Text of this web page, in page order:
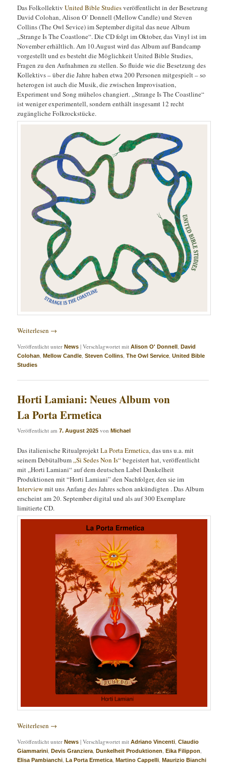
Das FolkollektivUnited Bible Studiesveröffentlicht in der Besetzung
David Colohan, Alison O’ Donnell (Mellow Candle) und Steven
Collins (The Owl Sevice) im September digital das neue Album
„Strange Is The Coastlone“. Die CD folgt im Oktober, das Vinyl ist im
November erhältlich. Am 10.August wird das Album auf Bandcamp
vorgestellt und es besteht die Möglichkeit United Bible Studies,
Fragen zu den Aufnahmen zu stellen. So fluide wie die Besetzung des
Kollektivs – über die Jahre haben etwa 200 Personen mitgespielt – so
heterogen ist auch die Musik, die zwischen Improvisation,
Experiment und Song mühelos changiert. „Strange Is The Coastline“
ist weniger experimentell, sondern enthält insgesamt 12 recht
zugängliche Folkrockstücke.
Weiterlesen →
Veröffentlicht unter News |Verschlagwortet mit Alison O' Donnell ,David
Colohan,Mellow Candle,Steven Collins,The Owl Service,United Bible
Studies
Horti Lamiani: Neues Album von
La Porta Ermetica
Veröffentlicht am7. August 2025 vonMichael
Das italienische RitualprojektLa Porta Ermetica, das uns u.a. mit
seinem Debütalbum„Si Sedes Non Is“begeistert hat, veröffentlicht
mit „Horti Lamiani“ auf dem deutschen Label Dunkelheit
Produktionen mit “Horti Lamiani” den Nachfolger, den sie im
Interviewmit uns Anfang des Jahres schon ankündigten . Das Album
erscheint am 20. September digital und als auf 300 Exemplare
limitierte CD.
Weiterlesen →
Veröffentlicht unter News |Verschlagwortet mit Adriano Vincenti ,Claudio
Giammarini ,Devis Granziera ,Dunkelheit Produktionen ,Eika Filippon
Elisa Pambianchi ,La Porta Ermetica ,Martino Cappelli ,Maurizio Bianchi